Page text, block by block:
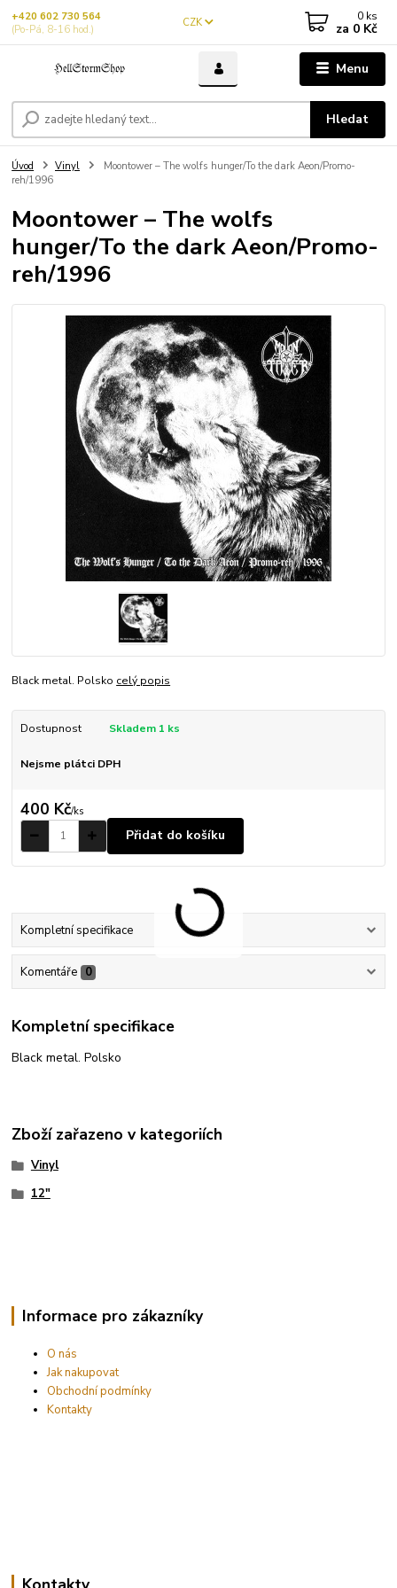
Menu
CZK
Hledat
+420 602 730 564
(Po-Pá, 8-16 hod.)
0 ks
za 0 Kč
Úvod Vinyl
Moontower – The wolfs hunger/To the dark Aeon/Promo-
reh/1996
Moontower – The wolfs
hunger/To the dark Aeon/Promo-
reh/1996
Black metal. Polsko celý popis
Dostupnost Skladem 1 ks
Nejsme plátci DPH
400 Kč/ks
Přidat do košíku
Kompletní specifikace
Komentáře 0
Kompletní specifikace
Black metal. Polsko
Zboží zařazeno v kategoriích
Vinyl
12"
Informace pro zákazníky
O nás
Jak nakupovat
Obchodní podmínky
Kontakty